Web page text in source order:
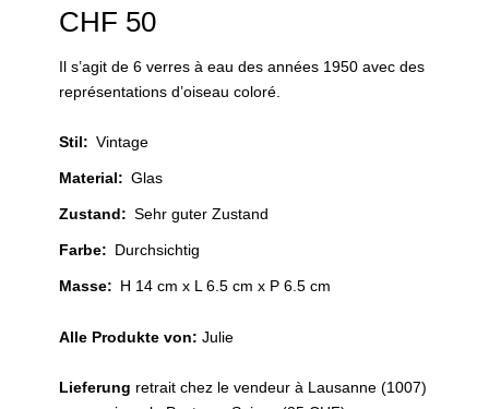
CHF 50
Il s’agit de 6 verres à eau des années 1950 avec des
représentations d’oiseau coloré.
Stil: Vintage
Material: Glas
Zustand: Sehr guter Zustand
Farbe: Durchsichtig
Masse: H 14 cm x L 6.5 cm x P 6.5 cm
Alle Produkte von: Julie
Lieferung retrait chez le vendeur à Lausanne (1007)